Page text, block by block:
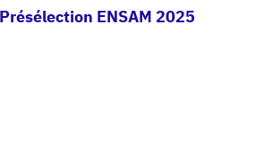
ENSAM 2025